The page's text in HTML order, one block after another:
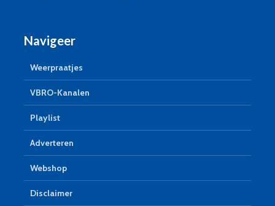
Navigeer
Weerpraatjes
VBRO-Kanalen
Playlist
Adverteren
Webshop
Disclaimer